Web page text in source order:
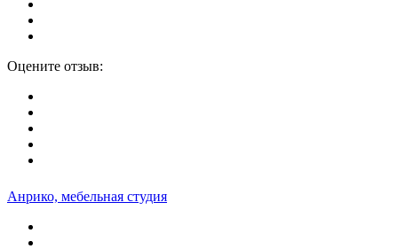
Оцените отзыв:
Анрико, мебельная студия